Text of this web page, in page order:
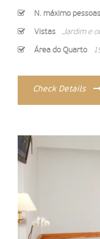
N. máximo pessoas
Vistas Jardim e
Área do Quarto
Check Details